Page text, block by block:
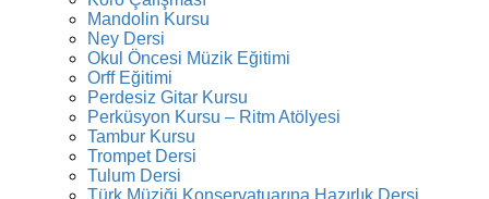
Mandolin Kursu
Ney Dersi
Okul Öncesi Müzik Eğitimi
Orff Eğitimi
Perdesiz Gitar Kursu
Perküsyon Kursu – Ritm Atölyesi
Tambur Kursu
Trompet Dersi
Tulum Dersi
Türk Müziği Konservatuarına Hazırlık Dersi